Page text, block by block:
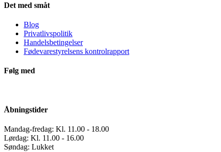
Det med småt
Blog
Privatlivspolitik
Handelsbetingelser
Fødevarestyrelsens kontrolrapport
Følg med
Åbningstider
Mandag-fredag: Kl. 11.00 - 18.00
Lørdag: Kl. 11.00 - 16.00
Søndag: Lukket